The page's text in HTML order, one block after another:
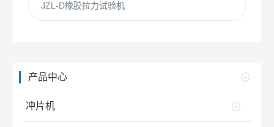
JZL-D橡胶拉力试验机
产品中心
冲片机